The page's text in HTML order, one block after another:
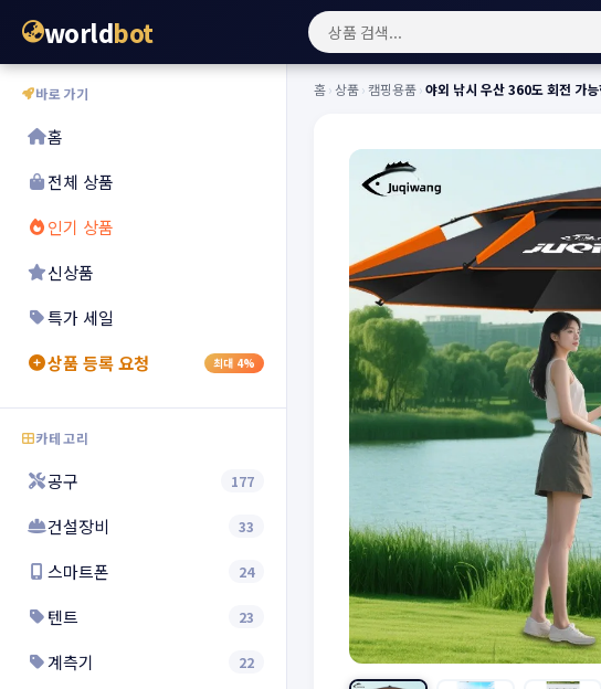
worldbot
바로가기
홈
전체 상품
인기 상품
신상품
특가 세일
상품 등록 요청
최대 4%
카테고리
공구 177
건설장비 33
스마트폰 24
텐트 23
계측기 22
홈›상품›캠핑용품›야외 낚시 우산 360도 회전 가